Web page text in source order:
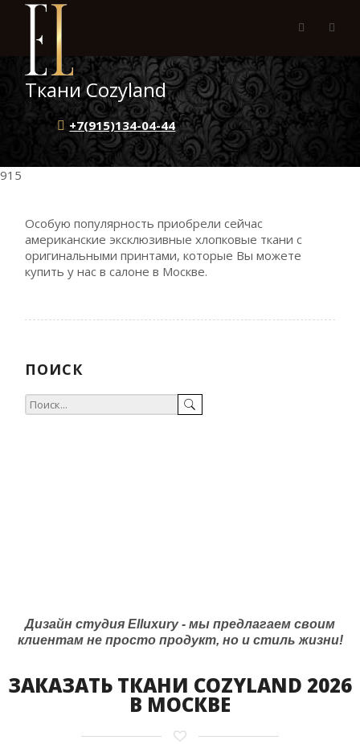
Ткани Cozyland
+7(915)134-04-44
915
Особую популярность приобрели сейчас
американские эксклюзивные хлопковые ткани с
оригинальными принтами, которые Вы можете
купить у нас в салоне в Москве.
ПОИСК
Дизайн студия Elluxury - мы предлагаем своим
клиентам не просто продукт, но и стиль жизни!
ЗАКАЗАТЬ ТКАНИ COZYLAND 2026
В МОСКВЕ